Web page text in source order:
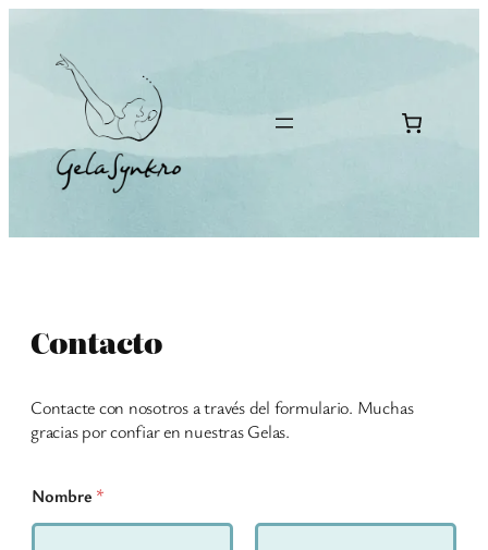
contenido
Contacto
Contacte con nosotros a través del formulario. Muchas
gracias por confiar en nuestras Gelas.
Nombre *